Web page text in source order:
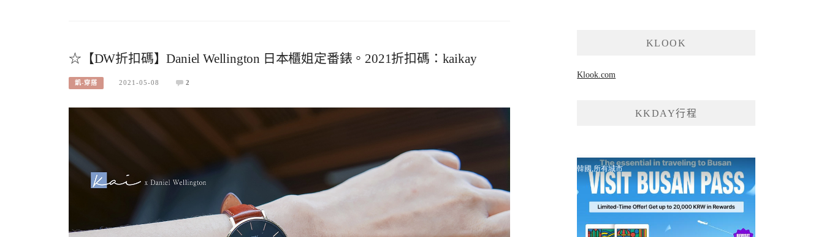
☆【DW折扣碼】Daniel Wellington 日本櫃姐定番錶。2021折扣碼：kaikay
凱-穿搭 2021-05-08 2
KLOOK
Klook.com
KKDAY行程